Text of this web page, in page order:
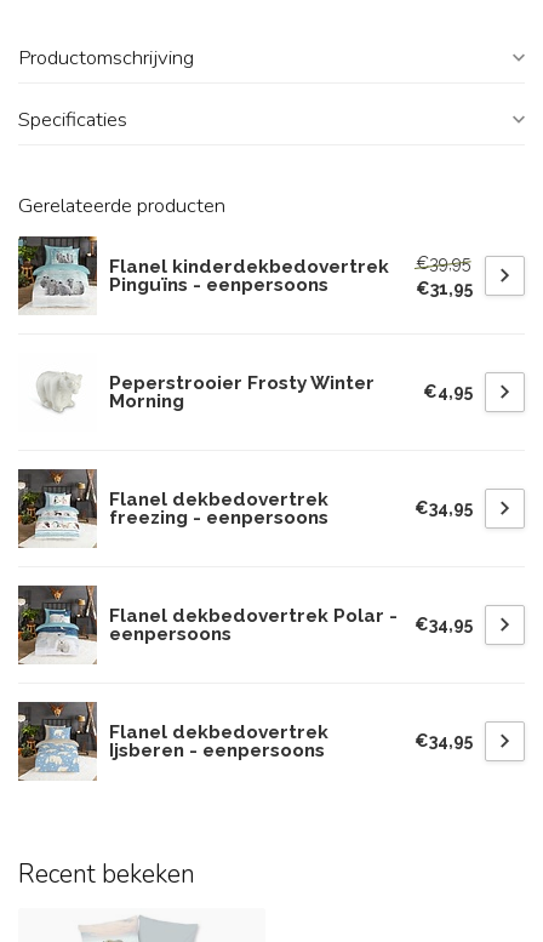
Productomschrijving
Specificaties
Gerelateerde producten
Flanel kinderdekbedovertrek
Pinguïns - eenpersoons
€39,95
€31,95
Peperstrooier Frosty Winter
Morning
€4,95
Flanel dekbedovertrek
freezing - eenpersoons
€34,95
Flanel dekbedovertrek Polar -
eenpersoons
€34,95
Flanel dekbedovertrek
Ijsberen - eenpersoons
€34,95
Recent bekeken